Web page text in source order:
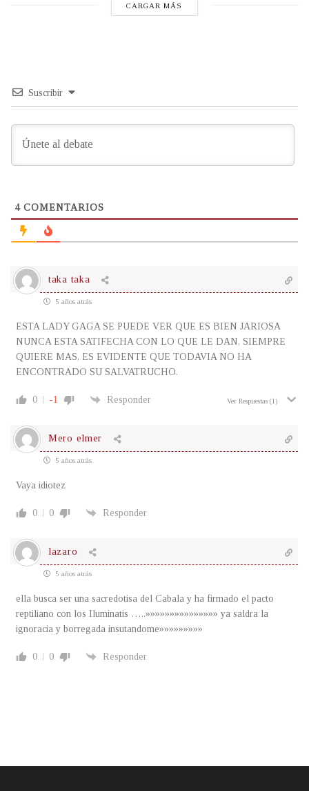
CARGAR MÁS
Suscribir
4COMENTARIOS
taka taka
5 años atrás
ESTA LADY GAGA SE PUEDE VER QUE ES BIEN JARIOSA
NUNCA ESTA SATIFECHA CON LO QUE LE DAN, SIEMPRE
QUIERE MAS, ES EVIDENTE QUE TODAVIA NO HA
ENCONTRADO SU SALVATRUCHO.
0 -1 Responder Ver Respuestas (1)
Mero elmer
5 años atrás
Vaya idiotez
0 0 Responder
lazaro
5 años atrás
ella busca ser una sacredotisa del Cabala y ha firmado el pacto
reptiliano con los Iluminatis …..»»»»»»»»»»»»»»» ya saldra la
ignoracia y borregada insutandome»»»»»»»»»
0 0 Responder